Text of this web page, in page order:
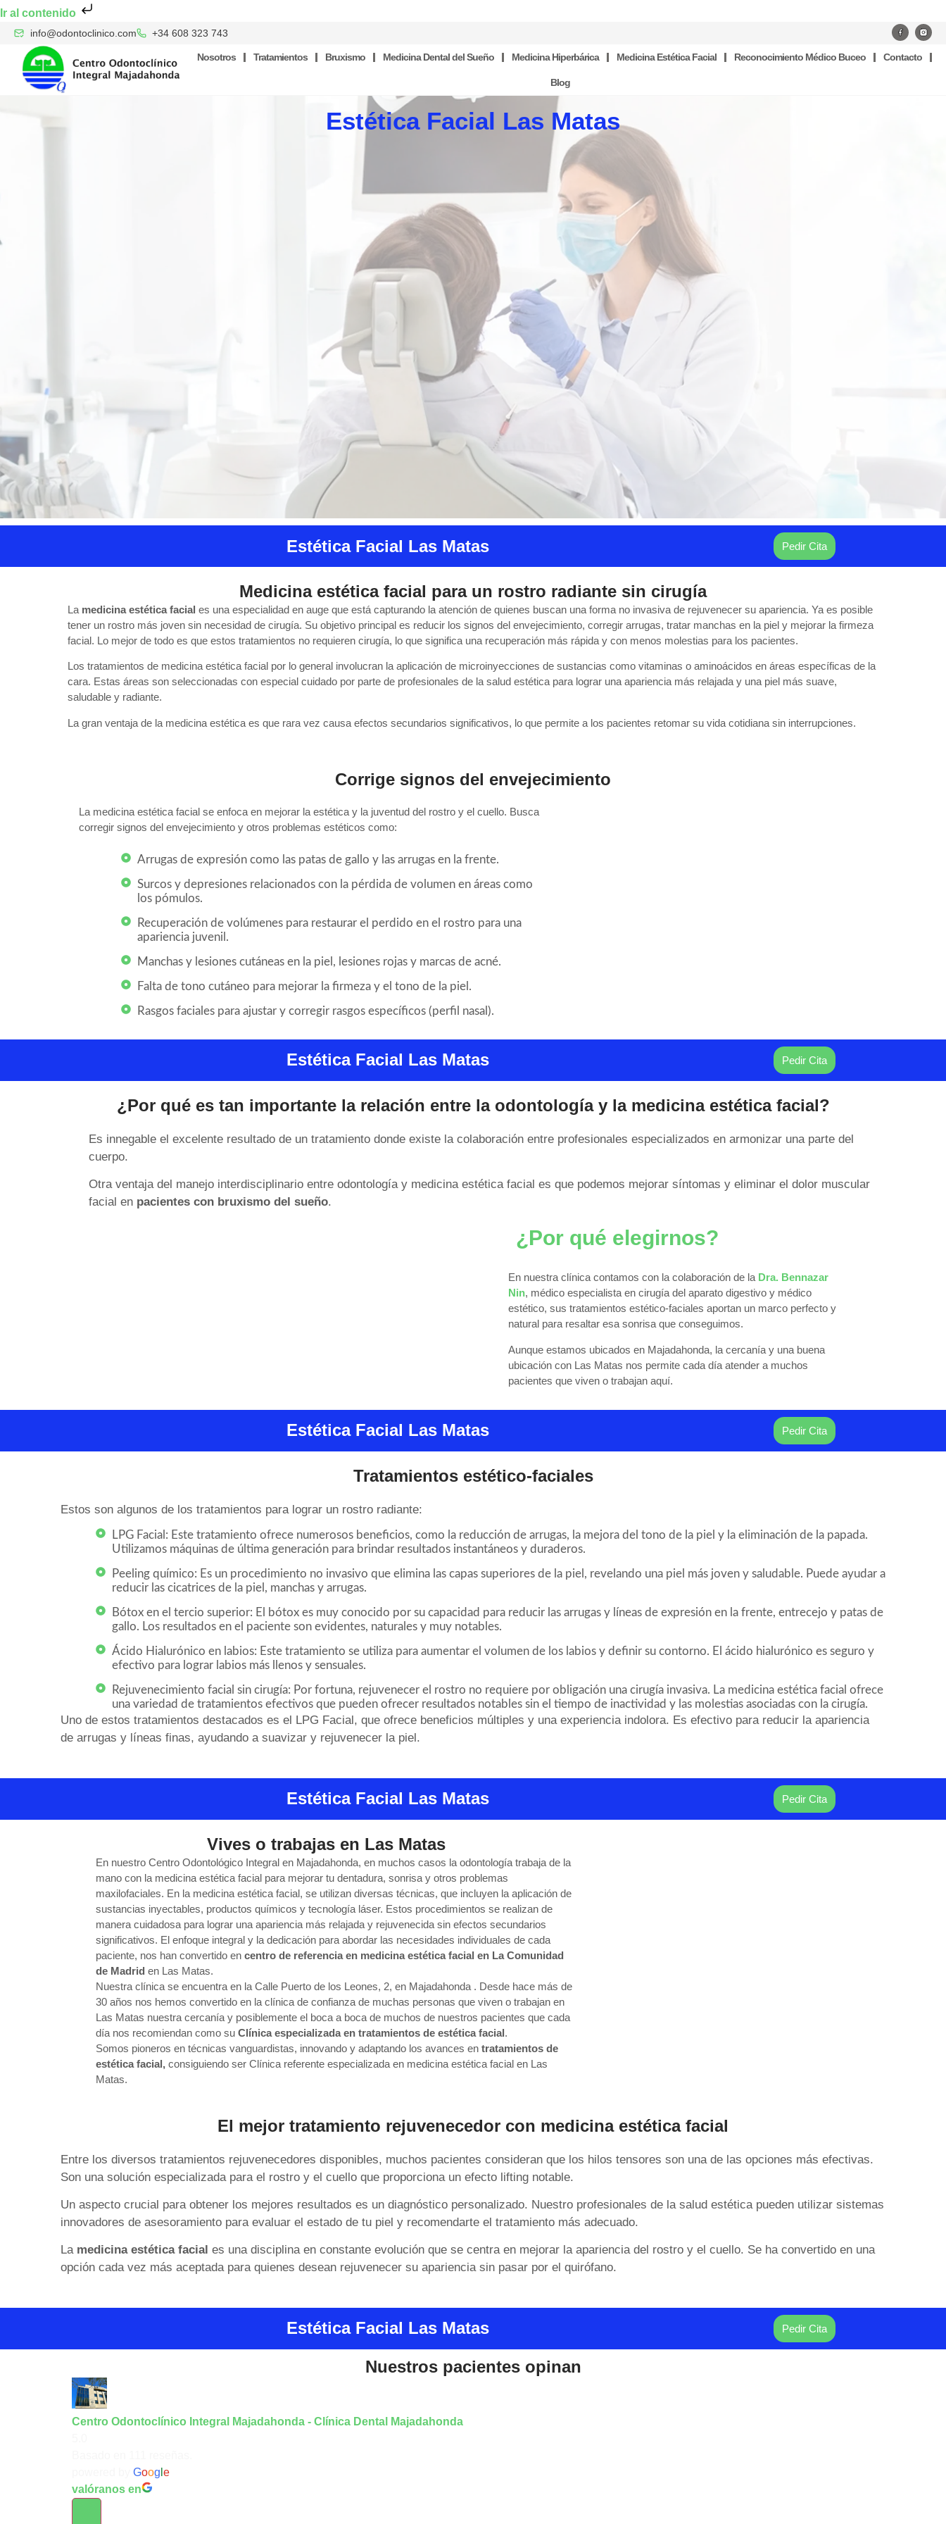
Ir al contenido
info@odontoclinico.com +34 608 323 743
Nosotros Tratamientos Bruxismo Medicina Dental del Sueño Medicina Hiperbárica Medicina Estética Facial Reconocimiento Médico Buceo Contacto
Blog
Estética Facial Las Matas
Estética Facial Las Matas Pedir Cita
Medicina estética facial para un rostro radiante sin cirugía
La medicina estética facial es una especialidad en auge que está capturando la atención de quienes buscan una forma no invasiva de rejuvenecer su apariencia. Ya es posible
tener un rostro más joven sin necesidad de cirugía. Su objetivo principal es reducir los signos del envejecimiento, corregir arrugas, tratar manchas en la piel y mejorar la firmeza
facial. Lo mejor de todo es que estos tratamientos no requieren cirugía, lo que significa una recuperación más rápida y con menos molestias para los pacientes.
Los tratamientos de medicina estética facial por lo general involucran la aplicación de microinyecciones de sustancias como vitaminas o aminoácidos en áreas específicas de la
cara. Estas áreas son seleccionadas con especial cuidado por parte de profesionales de la salud estética para lograr una apariencia más relajada y una piel más suave,
saludable y radiante.
La gran ventaja de la medicina estética es que rara vez causa efectos secundarios significativos, lo que permite a los pacientes retomar su vida cotidiana sin interrupciones.
Corrige signos del envejecimiento
La medicina estética facial se enfoca en mejorar la estética y la juventud del rostro y el cuello. Busca
corregir signos del envejecimiento y otros problemas estéticos como:
Arrugas de expresión como las patas de gallo y las arrugas en la frente.
Surcos y depresiones relacionados con la pérdida de volumen en áreas como
los pómulos.
Recuperación de volúmenes para restaurar el perdido en el rostro para una
apariencia juvenil.
Manchas y lesiones cutáneas en la piel, lesiones rojas y marcas de acné.
Falta de tono cutáneo para mejorar la firmeza y el tono de la piel.
Rasgos faciales para ajustar y corregir rasgos específicos (perfil nasal).
Estética Facial Las Matas Pedir Cita
¿Por qué es tan importante la relación entre la odontología y la medicina estética facial?
Es innegable el excelente resultado de un tratamiento donde existe la colaboración entre profesionales especializados en armonizar una parte del
cuerpo.
Otra ventaja del manejo interdisciplinario entre odontología y medicina estética facial es que podemos mejorar síntomas y eliminar el dolor muscular
facial en pacientes con bruxismo del sueño.
¿Por qué elegirnos?
En nuestra clínica contamos con la colaboración de la Dra. Bennazar
Nin, médico especialista en cirugía del aparato digestivo y médico
estético, sus tratamientos estético-faciales aportan un marco perfecto y
natural para resaltar esa sonrisa que conseguimos.
Aunque estamos ubicados en Majadahonda, la cercanía y una buena
ubicación con Las Matas nos permite cada día atender a muchos
pacientes que viven o trabajan aquí.
Estética Facial Las Matas Pedir Cita
Tratamientos estético-faciales
Estos son algunos de los tratamientos para lograr un rostro radiante:
LPG Facial: Este tratamiento ofrece numerosos beneficios, como la reducción de arrugas, la mejora del tono de la piel y la eliminación de la papada.
Utilizamos máquinas de última generación para brindar resultados instantáneos y duraderos.
Peeling químico: Es un procedimiento no invasivo que elimina las capas superiores de la piel, revelando una piel más joven y saludable. Puede ayudar a
reducir las cicatrices de la piel, manchas y arrugas.
Bótox en el tercio superior: El bótox es muy conocido por su capacidad para reducir las arrugas y líneas de expresión en la frente, entrecejo y patas de
gallo. Los resultados en el paciente son evidentes, naturales y muy notables.
Ácido Hialurónico en labios: Este tratamiento se utiliza para aumentar el volumen de los labios y definir su contorno. El ácido hialurónico es seguro y
efectivo para lograr labios más llenos y sensuales.
Rejuvenecimiento facial sin cirugía: Por fortuna, rejuvenecer el rostro no requiere por obligación una cirugía invasiva. La medicina estética facial ofrece
una variedad de tratamientos efectivos que pueden ofrecer resultados notables sin el tiempo de inactividad y las molestias asociadas con la cirugía.
Uno de estos tratamientos destacados es el LPG Facial, que ofrece beneficios múltiples y una experiencia indolora. Es efectivo para reducir la apariencia
de arrugas y líneas finas, ayudando a suavizar y rejuvenecer la piel.
Estética Facial Las Matas Pedir Cita
Vives o trabajas en Las Matas
En nuestro Centro Odontológico Integral en Majadahonda, en muchos casos la odontología trabaja de la
mano con la medicina estética facial para mejorar tu dentadura, sonrisa y otros problemas
maxilofaciales. En la medicina estética facial, se utilizan diversas técnicas, que incluyen la aplicación de
sustancias inyectables, productos químicos y tecnología láser. Estos procedimientos se realizan de
manera cuidadosa para lograr una apariencia más relajada y rejuvenecida sin efectos secundarios
significativos. El enfoque integral y la dedicación para abordar las necesidades individuales de cada
paciente, nos han convertido encentro de referencia en medicina estética facial en La Comunidad
de Madrid en Las Matas.
Nuestra clínica se encuentra en la Calle Puerto de los Leones, 2, en Majadahonda . Desde hace más de
30 años nos hemos convertido en la clínica de confianza de muchas personas que viven o trabajan en
Las Matas nuestra cercanía y posiblemente el boca a boca de muchos de nuestros pacientes que cada
día nos recomiendan como suClínica especializada en tratamientos de estética facial.
Somos pioneros en técnicas vanguardistas, innovando y adaptando los avances entratamientos de
estética facial,consiguiendo ser Clínica referente especializada en medicina estética facial en Las
Matas.
El mejor tratamiento rejuvenecedor con medicina estética facial
Entre los diversos tratamientos rejuvenecedores disponibles, muchos pacientes consideran que los hilos tensores son una de las opciones más efectivas.
Son una solución especializada para el rostro y el cuello que proporciona un efecto lifting notable.
Un aspecto crucial para obtener los mejores resultados es un diagnóstico personalizado. Nuestro profesionales de la salud estética pueden utilizar sistemas
innovadores de asesoramiento para evaluar el estado de tu piel y recomendarte el tratamiento más adecuado.
La medicina estética facial es una disciplina en constante evolución que se centra en mejorar la apariencia del rostro y el cuello. Se ha convertido en una
opción cada vez más aceptada para quienes desean rejuvenecer su apariencia sin pasar por el quirófano.
Estética Facial Las Matas Pedir Cita
Nuestros pacientes opinan
Centro Odontoclínico Integral Majadahonda - Clínica Dental Majadahonda
Goog e
valóranos en